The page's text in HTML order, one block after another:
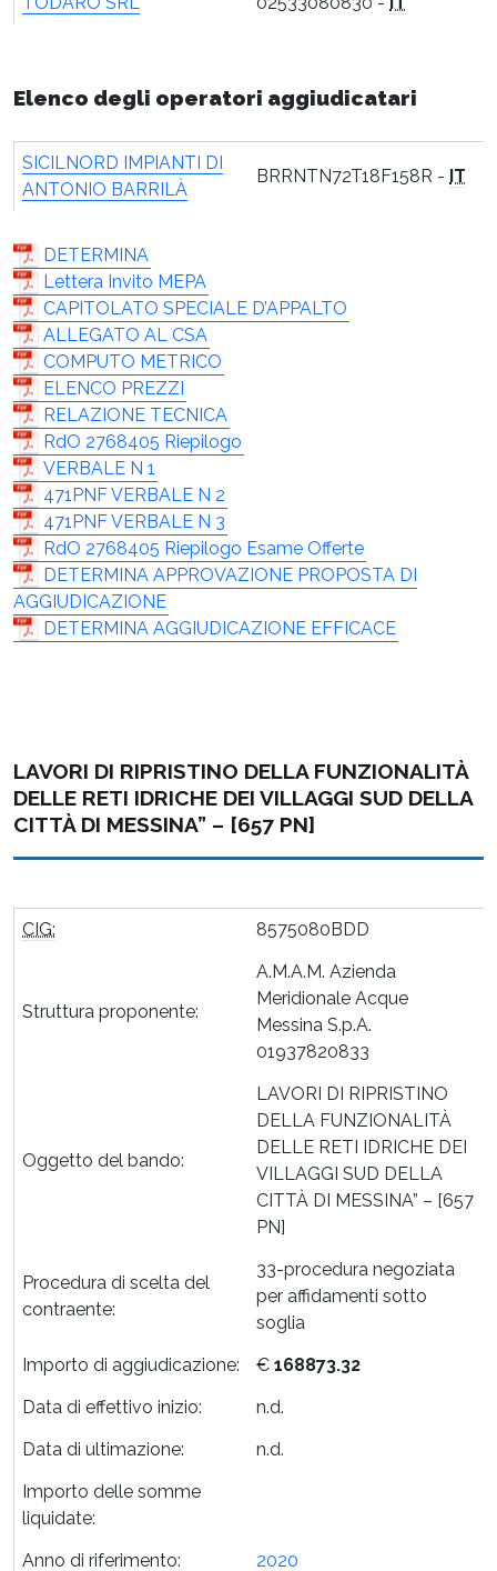
Elenco degli operatori aggiudicatari
SICILNORD IMPIANTI DI
ANTONIO BARRILÀ
BRRNTN72T18F158R - IT
DETERMINA
Lettera Invito MEPA
CAPITOLATO SPECIALE D’APPALTO
ALLEGATO AL CSA
COMPUTO METRICO
ELENCO PREZZI
RELAZIONE TECNICA
RdO 2768405 Riepilogo
VERBALE N 1
471PNF VERBALE N 2
471PNF VERBALE N 3
RdO 2768405 Riepilogo Esame Offerte
DETERMINA APPROVAZIONE PROPOSTA DI
AGGIUDICAZIONE
DETERMINA AGGIUDICAZIONE EFFICACE
LAVORI DI RIPRISTINO DELLA FUNZIONALITÀ
DELLE RETI IDRICHE DEI VILLAGGI SUD DELLA
CITTÀ DI MESSINA” – [657 PN]
CIG: 8575080BDD
Struttura proponente:
A.M.A.M. Azienda
Meridionale Acque
Messina S.p.A.
01937820833
Oggetto del bando:
LAVORI DI RIPRISTINO
DELLA FUNZIONALITÀ
DELLE RETI IDRICHE DEI
VILLAGGI SUD DELLA
CITTÀ DI MESSINA” – [657
PN]
Procedura di scelta del
contraente:
33-procedura negoziata
per affidamenti sotto
soglia
Importo di aggiudicazione:
€ 168873.32
Data di effettivo inizio:
n.d.
Data di ultimazione:
n.d.
Importo delle somme
liquidate:
Anno di riferimento:
2020